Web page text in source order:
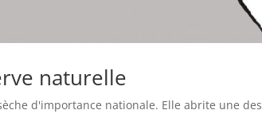
naturelle
d'importance nationale. Elle abrite une des